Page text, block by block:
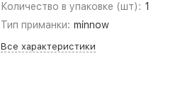
Количество в упаковке (шт): 1
Тип приманки: minnow
Все характеристики